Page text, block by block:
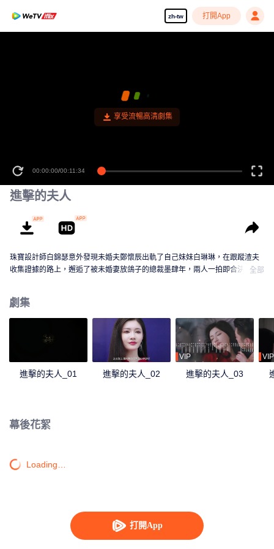
zh-tw 打開App
打開App
享受流暢高清劇集
00:00:00/00:11:34
進擊的夫人
珠寶設計師白錦瑟意外發現未婚夫鄭懷辰出軌了自己妹妹白琳琳，在跟蹤渣夫
收集證據的路上，邂逅了被未婚妻放鴿子的總裁墨肆年，兩人一拍即合決定契
全部
劇集
進擊的夫人_01 進擊的夫人_02
VIP
進擊的夫人_03
VIP
幕後花絮
Loading…